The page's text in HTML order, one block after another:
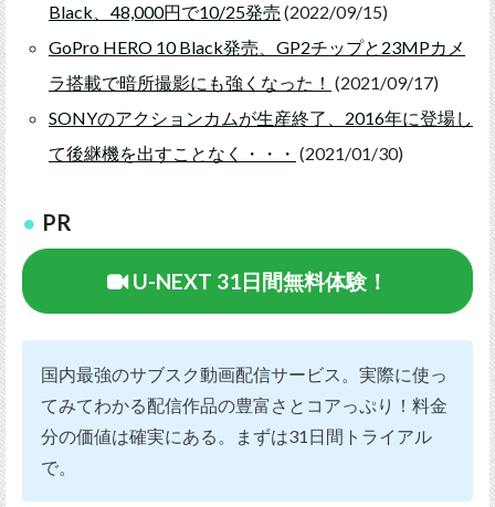
Black、48,000円で10/25発売 (2022/09/15)
GoPro HERO 10 Black発売、GP2チップと23MPカメ
ラ搭載で暗所撮影にも強くなった！ (2021/09/17)
SONYのアクションカムが生産終了、2016年に登場し
て後継機を出すことなく・・・ (2021/01/30)
PR
U-NEXT 31日間無料体験！
国内最強のサブスク動画配信サービス。実際に使っ
てみてわかる配信作品の豊富さとコアっぷり！料金
分の価値は確実にある。まずは31日間トライアル
で。